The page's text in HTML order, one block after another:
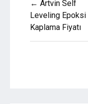
gezinmesi
← Artvin Self
Leveling Epoksi
Kaplama Fiyatı